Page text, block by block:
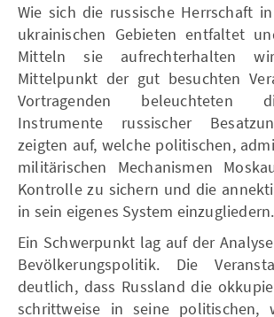
Wie sich die russische Herrschaft
ukrainischen Gebieten entfaltet
Mitteln sie aufrechterhalten
Mittelpunkt der gut besuchten
Vortragenden beleuchteten
Instrumente russischer
zeigten auf, welche politischen,
militärischen Mechanismen
Kontrolle zu sichern und die
in sein eigenes System einzugliedern.
Ein Schwerpunkt lag auf der
Bevölkerungspolitik. Die
deutlich, dass Russland die
schrittweise in seine politischen,